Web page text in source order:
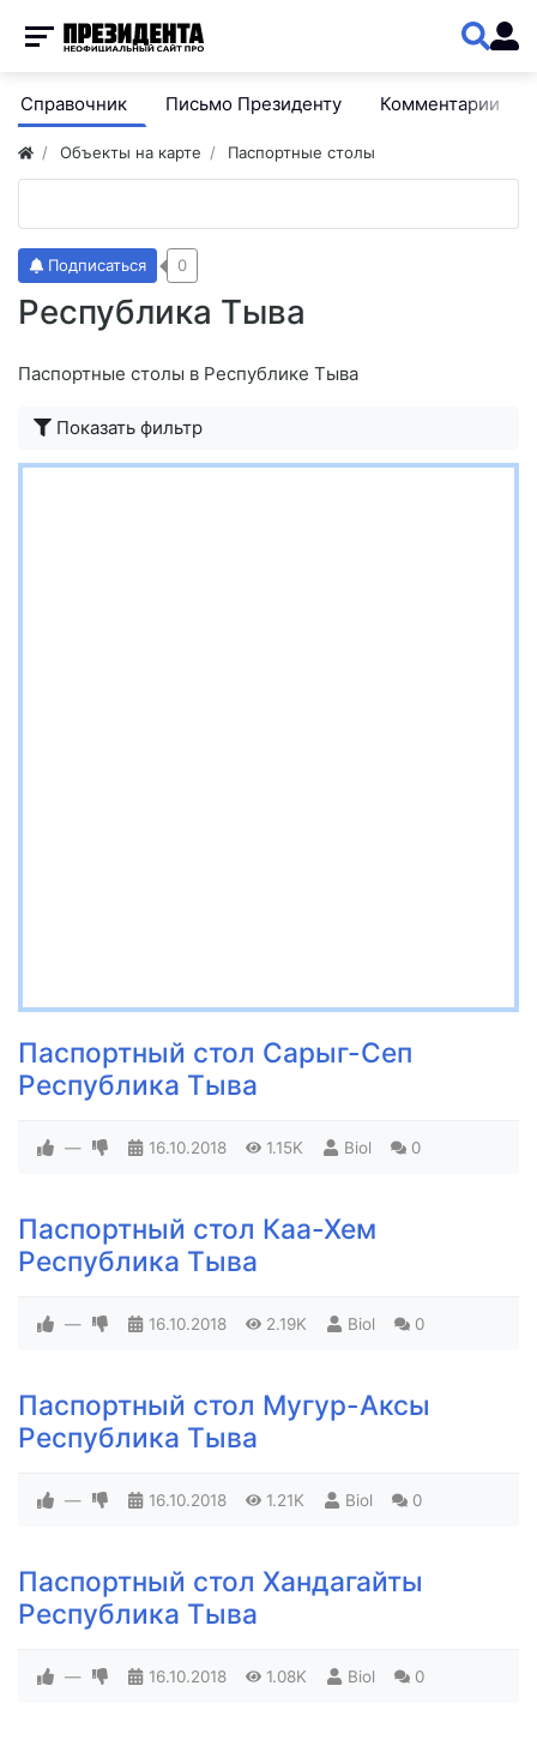
Справочник Письмо Президенту Комментарии
Объекты на карте Паспортные столы
Республика Тыва
Подписаться 0
Паспортные столы в Республике Тыва
Показать фильтр
Паспортный стол Сарыг-Сеп
Республика Тыва
— 16.10.2018 1.15K Biol 0
Паспортный стол Каа-Хем
Республика Тыва
— 16.10.2018 2.19K Biol 0
Паспортный стол Мугур-Аксы
Республика Тыва
— 16.10.2018 1.21K Biol 0
Паспортный стол Хандагайты
Республика Тыва
— 16.10.2018 1.08K Biol 0